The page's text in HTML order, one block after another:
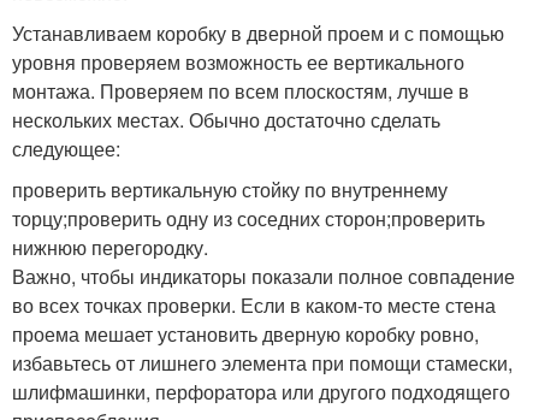
Устанавливаем коробку в дверной проем и с помощью
уровня проверяем возможность ее вертикального
монтажа. Проверяем по всем плоскостям, лучше в
нескольких местах. Обычно достаточно сделать
следующее:
проверить вертикальную стойку по внутреннему
торцу;проверить одну из соседних сторон;проверить
нижнюю перегородку.
Важно, чтобы индикаторы показали полное совпадение
во всех точках проверки. Если в каком-то месте стена
проема мешает установить дверную коробку ровно,
избавьтесь от лишнего элемента при помощи стамески,
шлифмашинки, перфоратора или другого подходящего